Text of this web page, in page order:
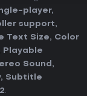
player,
support,
Text Size, Color
Playable
Sound ,
, Subtitle
.